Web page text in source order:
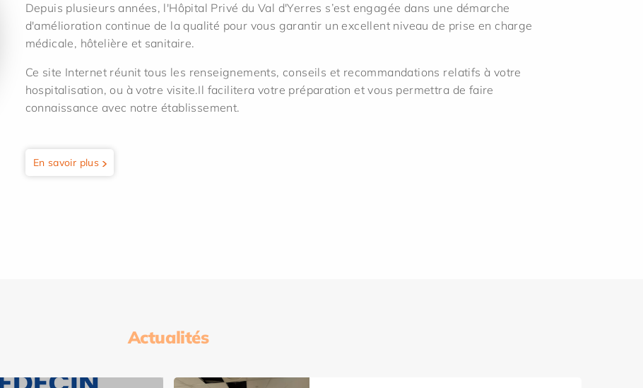
Depuis plusieurs années, l'Hôpital Privé du Val d'Yerres s’est engagée dans une démarche
d'amélioration continue de la qualité pour vous garantir un excellent niveau de prise en charge
médicale, hôtelière et sanitaire.
Ce site Internet réunit tous les renseignements, conseils et recommandations relatifs à votre
hospitalisation, ou à votre visite.Il facilitera votre préparation et vous permettra de faire
connaissance avec notre établissement.
En savoir plus
Actualités